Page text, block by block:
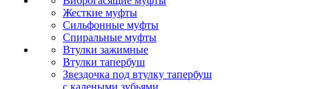
Жесткие муфты
Сильфонные муфты
Спиральные муфты
Втулки зажимные
Втулки тапербуш
Звездочка под втулку тапербуш
c калеными зубьями